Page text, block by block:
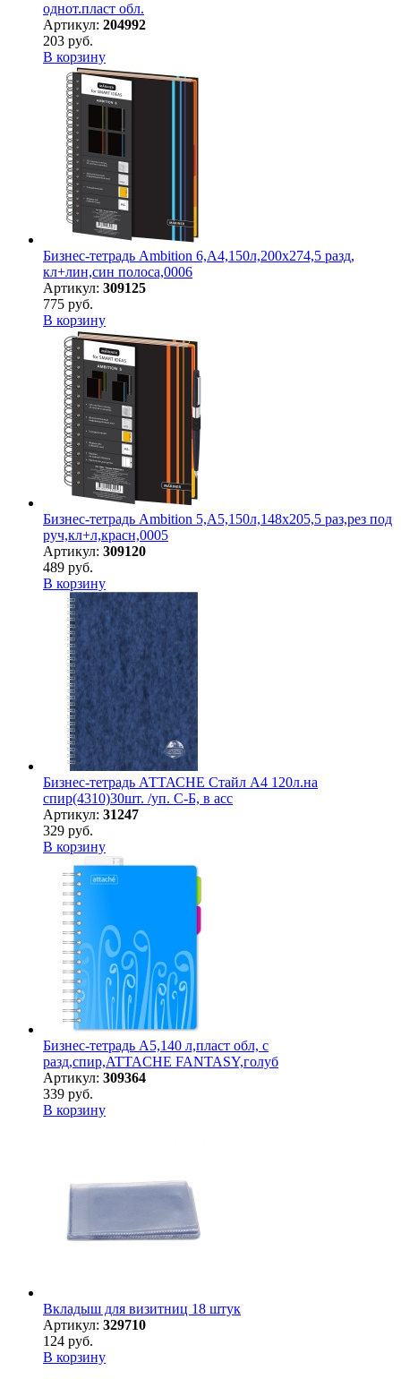
однот.пласт обл.
Артикул: 204992
203 руб.
В корзину
Бизнес-тетрадь Ambition 6,А4,150л,200х274,5 разд,
кл+лин,син полоса,0006
Артикул: 309125
775 руб.
В корзину
Бизнес-тетрадь Ambition 5,А5,150л,148х205,5 раз,рез под
руч,кл+л,красн,0005
Артикул: 309120
489 руб.
В корзину
Бизнес-тетрадь АТТАСНЕ Стайл А4 120л.на
спир(4310)30шт. /уп. С-Б, в асс
Артикул: 31247
329 руб.
В корзину
Бизнес-тетрадь А5,140 л,пласт обл, с
разд,спир,ATTACHE FANTASY,голуб
Артикул: 309364
339 руб.
В корзину
Вкладыш для визитниц 18 штук
Артикул: 329710
124 руб.
В корзину